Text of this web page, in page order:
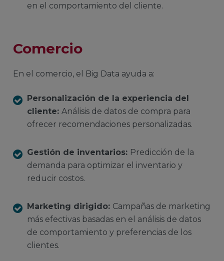
en el comportamiento del cliente.
Comercio
En el comercio, el Big Data ayuda a:
Personalización de la experiencia del
cliente: Análisis de datos de compra para
ofrecer recomendaciones personalizadas.
Gestión de inventarios: Predicción de la
demanda para optimizar el inventario y
reducir costos.
Marketing dirigido: Campañas de marketing
más efectivas basadas en el análisis de datos
de comportamiento y preferencias de los
clientes.